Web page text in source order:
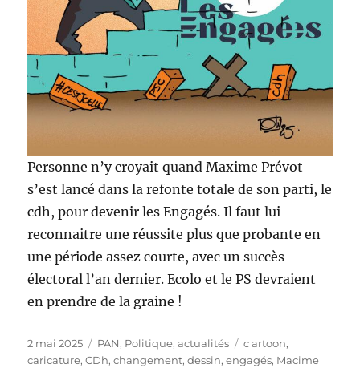
Personne n’y croyait quand Maxime Prévot
s’est lancé dans la refonte totale de son parti, le
cdh, pour devenir les Engagés. Il faut lui
reconnaitre une réussite plus que probante en
une période assez courte, avec un succès
électoral l’an dernier. Ecolo et le PS devraient
en prendre de la graine !
Publié
le
2 mai 2025 Catégories
PAN, Politique, actualités Étiquettes
c artoon,
caricature,CDh,changement,dessin,engagés, Macime